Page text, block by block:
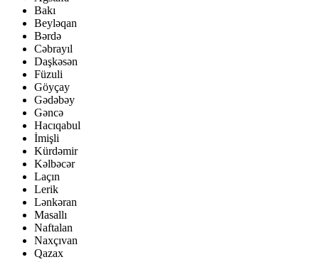
Bakı
Beyləqan
Bərdə
Cəbrayıl
Daşkəsən
Füzuli
Göyçay
Gədəbəy
Gəncə
Hacıqabul
İmişli
Kürdəmir
Kəlbəcər
Laçın
Lerik
Lənkəran
Masallı
Naftalan
Naxçıvan
Qazax